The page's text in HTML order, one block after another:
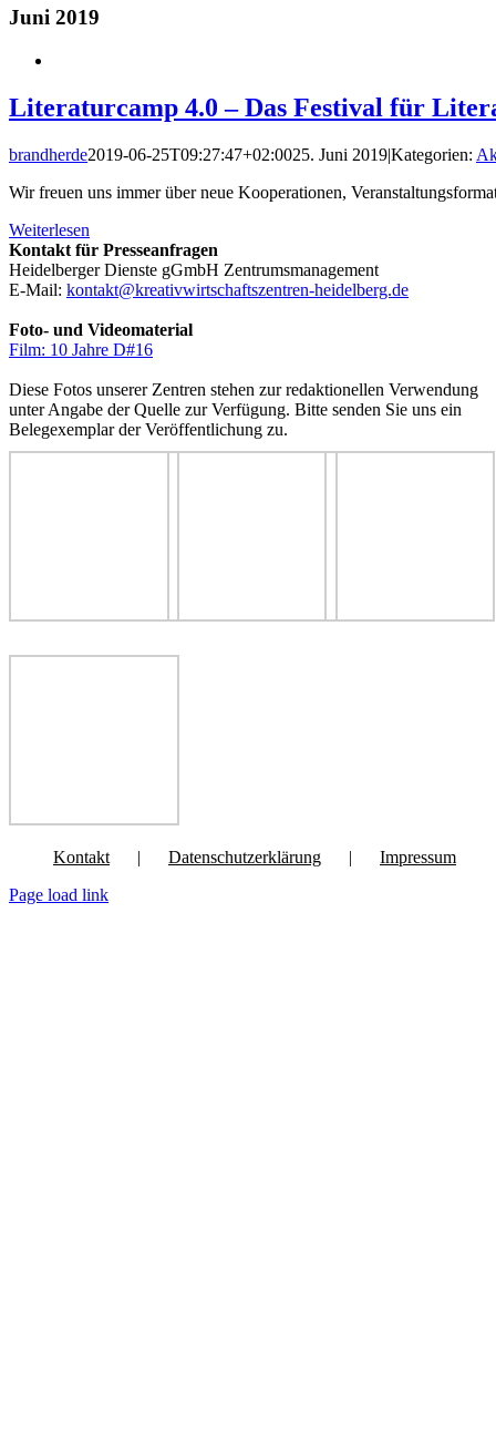
Juni 2019
Literaturcamp 4.0 – Das Festival für
brandherde2019-06-25T09:27:47+02:0025. Juni 2019|Kategorien:
Wir freuen uns immer über neue Kooperationen,
Weiterlesen
Kontakt für Presseanfragen
Heidelberger Dienste gGmbH Zentrumsmanagement
E-Mail: kontakt@kreativwirtschaftszentren-heidelberg.de
Foto- und Videomaterial
Film: 10 Jahre D#16
Diese Fotos unserer Zentren stehen zur redaktionellen Verwendung
unter Angabe der Quelle zur Verfügung. Bitte senden Sie uns ein
Belegexemplar der Veröffentlichung zu.
Kontakt Datenschutzerklärung
Impressum
Page load link